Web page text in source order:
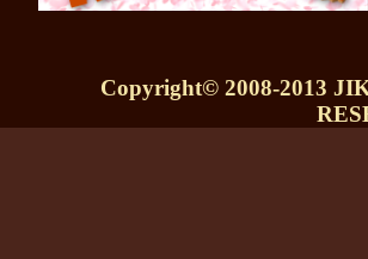
Copyright© 2008-2013